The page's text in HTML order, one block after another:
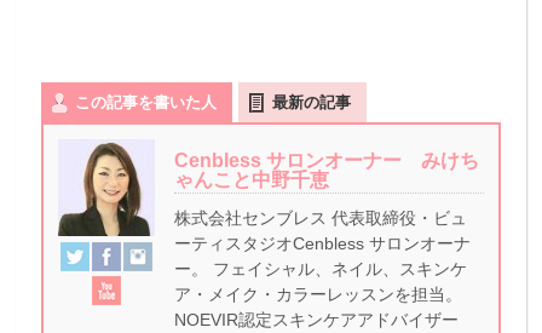
この記事を書いた人 最新の記事
Cenbless サロンオーナー みけち
ゃんこと中野千恵
株式会社センブレス 代表取締役・ビュ
ーティスタジオCenbless サロンオーナ
ー。 フェイシャル、ネイル、スキンケ
ア・メイク・カラーレッスンを担当。
NOEVIR認定スキンケアアドバイザー